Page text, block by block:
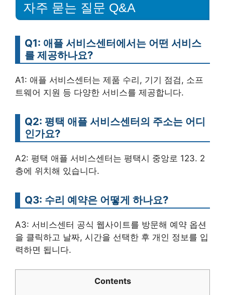
자주 묻는 질문 Q&A
Q1: 애플 서비스센터에서는 어떤 서비스
를 제공하나요?
A1: 애플 서비스센터는 제품 수리, 기기 점검, 소프
트웨어 지원 등 다양한 서비스를 제공합니다.
Q2: 평택 애플 서비스센터의 주소는 어디
인가요?
A2: 평택 애플 서비스센터는 평택시 중앙로 123. 2
층에 위치해 있습니다.
Q3: 수리 예약은 어떻게 하나요?
A3: 서비스센터 공식 웹사이트를 방문해 예약 옵션
을 클릭하고 날짜, 시간을 선택한 후 개인 정보를 입
력하면 됩니다.
Contents